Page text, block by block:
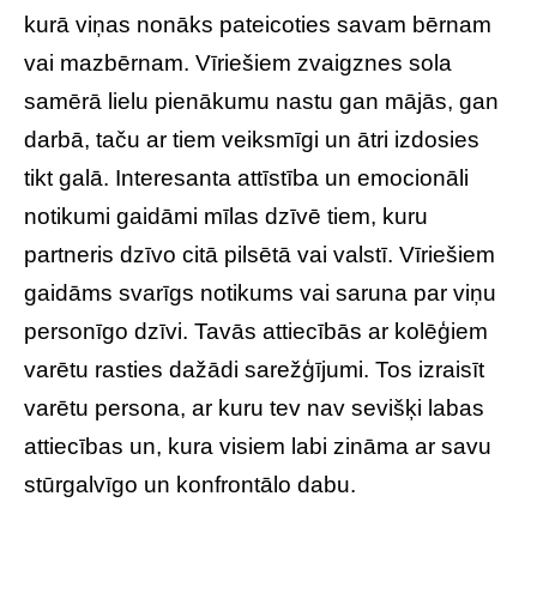
kurā viņas nonāks pateicoties savam bērnam
vai mazbērnam. Vīriešiem zvaigznes sola
samērā lielu pienākumu nastu gan mājās, gan
darbā, taču ar tiem veiksmīgi un ātri izdosies
tikt galā. Interesanta attīstība un emocionāli
notikumi gaidāmi mīlas dzīvē tiem, kuru
partneris dzīvo citā pilsētā vai valstī. Vīriešiem
gaidāms svarīgs notikums vai saruna par viņu
personīgo dzīvi. Tavās attiecībās ar kolēģiem
varētu rasties dažādi sarežģījumi. Tos izraisīt
varētu persona, ar kuru tev nav sevišķi labas
attiecības un, kura visiem labi zināma ar savu
stūrgalvīgo un konfrontālo dabu.